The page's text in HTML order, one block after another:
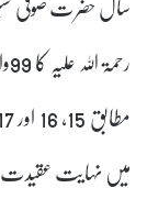
میں نہایت عقیدت